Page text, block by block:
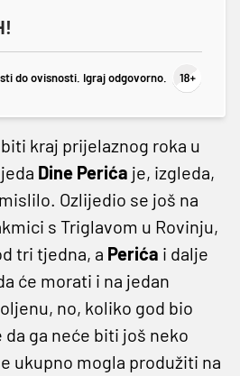
do ovisnosti. Igraj odgovorno.
kraj prijelaznog roka u
Dine Perića je, izgleda,
Ozlijedio se još na
s Triglavom u Rovinju,
tri tjedna, a Perića i dalje
će morati i na jedan
no, koliko god bio
ga neće biti još neko
ukupno mogla produžiti na